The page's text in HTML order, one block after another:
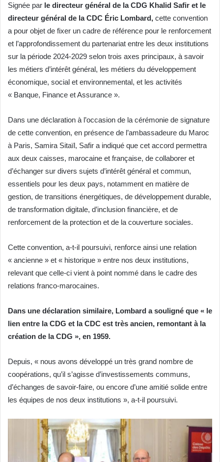
Signée par le directeur général de la CDG Khalid Safir et le
directeur général de la CDC Éric Lombard, cette convention
a pour objet de fixer un cadre de référence pour le renforcement
et l’approfondissement du partenariat entre les deux institutions
sur la période 2024-2029 selon trois axes principaux, à savoir
les métiers d’intérêt général, les métiers du développement
économique, social et environnemental, et les activités
« Banque, Finance et Assurance ».
Dans une déclaration à l’occasion de la cérémonie de signature
de cette convention, en présence de l’ambassadeure du Maroc
à Paris, Samira Sitaïl, Safir a indiqué que cet accord permettra
aux deux caisses, marocaine et française, de collaborer et
d’échanger sur divers sujets d’intérêt général et commun,
essentiels pour les deux pays, notamment en matière de
gestion, de transitions énergétiques, de développement durable,
de transformation digitale, d’inclusion financière, et de
renforcement de la protection et de la couverture sociales.
Cette convention, a-t-il poursuivi, renforce ainsi une relation
« ancienne » et « historique » entre nos deux institutions,
relevant que celle-ci vient à point nommé dans le cadre des
relations franco-marocaines.
Dans une déclaration similaire, Lombard a souligné que « le
lien entre la CDG et la CDC est très ancien, remontant à la
création de la CDG », en 1959.
Depuis, « nous avons développé un très grand nombre de
coopérations, qu’il s’agisse d’investissements communs,
d’échanges de savoir-faire, ou encore d’une amitié solide entre
les équipes de nos deux institutions », a-t-il poursuivi.